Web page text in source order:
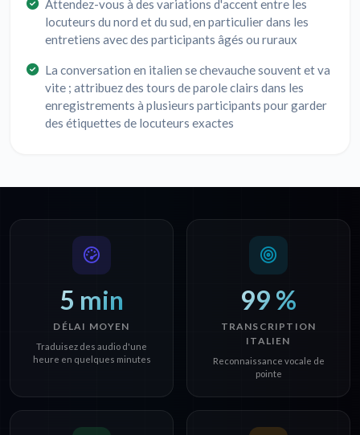
Attendez-vous à des variations d'accent entre les
locuteurs du nord et du sud, en particulier dans les
entretiens avec des participants âgés ou ruraux
La conversation en italien se chevauche souvent et va
vite ; attribuez des tours de parole clairs dans les
enregistrements à plusieurs participants pour garder
des étiquettes de locuteurs exactes
5 min
DÉLAI MOYEN
Traduisez des audio d'une
heure en quelques minutes
99 %
TRANSCRIPTION
ITALIEN
Reconnaissance vocale de
pointe